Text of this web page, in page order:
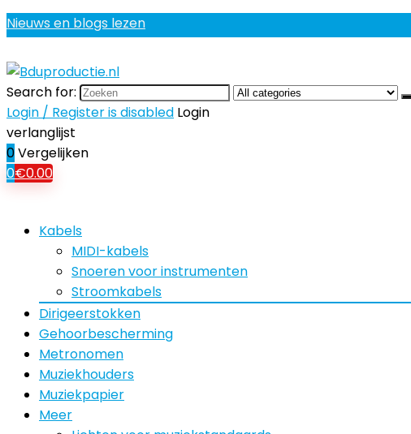
Nieuws en blogs lezen
Search for:
Login / Register is disabled Login
verlanglijst
0Vergelijken
0€0.00
Kabels
MIDI-kabels
Snoeren voor instrumenten
Stroomkabels
Dirigeerstokken
Gehoorbescherming
Metronomen
Muziekhouders
Muziekpapier
Meer